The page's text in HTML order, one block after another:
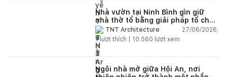
Nhà vườn tại Ninh Bình gìn giữ
nhà thờ tổ bằng giải pháp tổ chức
lại không gian
TNT Architecture
27/06/2026,
1lượt thích | 10.560 lượt xem
Ngôi nhà mở giữa Hội An, nơi